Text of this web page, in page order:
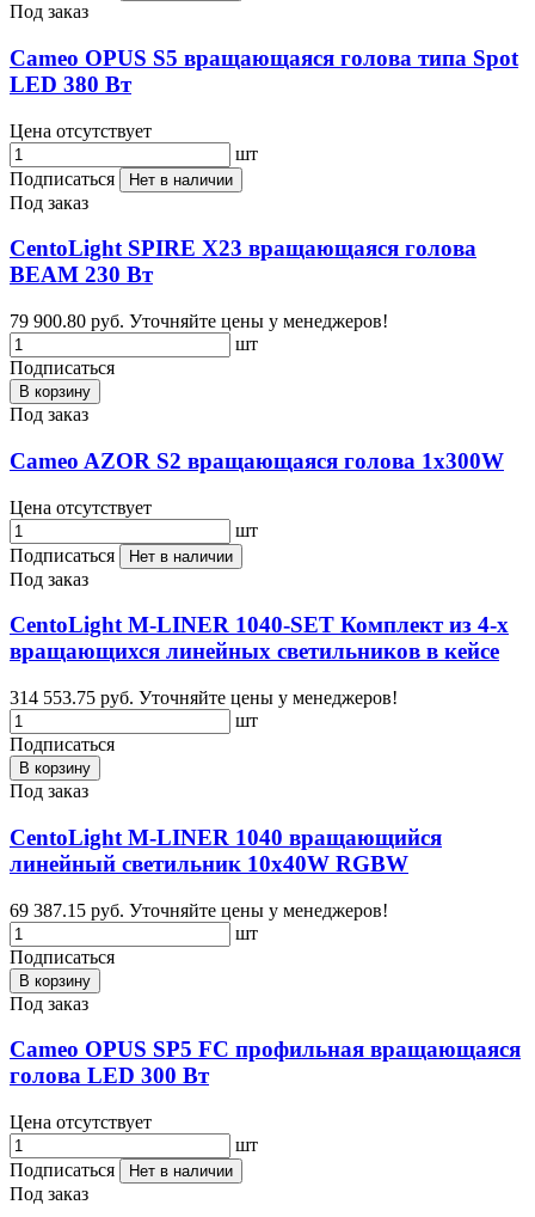
Под заказ
Cameo OPUS S5 вращающаяся голова типа Spot
LED 380 Вт
Цена отсутствует
шт
Подписаться
Нет в наличии
Под заказ
CentoLight SPIRE X23 вращающаяся голова
BEAM 230 Вт
79 900.80 руб. Уточняйте цены у менеджеров!
шт
Подписаться
В корзину
Под заказ
Cameo AZOR S2 вращающаяся голова 1х300W
Цена отсутствует
шт
Подписаться
Нет в наличии
Под заказ
CentoLight M-LINER 1040-SET Комплект из 4-х
вращающихся линейных светильников в кейсе
314 553.75 руб. Уточняйте цены у менеджеров!
шт
Подписаться
В корзину
Под заказ
CentoLight M-LINER 1040 вращающийся
линейный светильник 10x40W RGBW
69 387.15 руб. Уточняйте цены у менеджеров!
шт
Подписаться
В корзину
Под заказ
Cameo OPUS SP5 FC профильная вращающаяся
голова LED 300 Вт
Цена отсутствует
шт
Подписаться
Нет в наличии
Под заказ